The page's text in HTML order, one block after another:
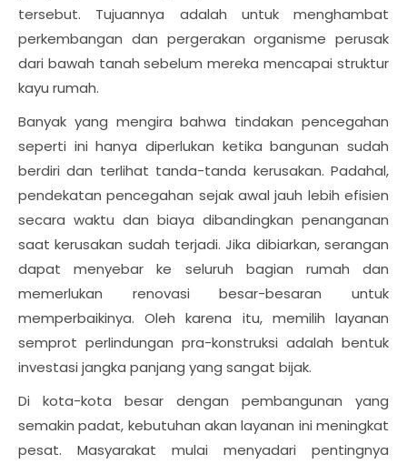
tersebut. Tujuannya adalah untuk menghambat
perkembangan dan pergerakan organisme perusak
dari bawah tanah sebelum mereka mencapai struktur
kayu rumah.
Banyak yang mengira bahwa tindakan pencegahan
seperti ini hanya diperlukan ketika bangunan sudah
berdiri dan terlihat tanda-tanda kerusakan. Padahal,
pendekatan pencegahan sejak awal jauh lebih efisien
secara waktu dan biaya dibandingkan penanganan
saat kerusakan sudah terjadi. Jika dibiarkan, serangan
dapat menyebar ke seluruh bagian rumah dan
memerlukan renovasi besar-besaran untuk
memperbaikinya. Oleh karena itu, memilih layanan
semprot perlindungan pra-konstruksi adalah bentuk
investasi jangka panjang yang sangat bijak.
Di kota-kota besar dengan pembangunan yang
semakin padat, kebutuhan akan layanan ini meningkat
pesat. Masyarakat mulai menyadari pentingnya